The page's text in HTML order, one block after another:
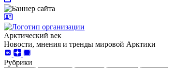
Арктический век
Новости, мнения и тренды мировой Арктики
Рубрики